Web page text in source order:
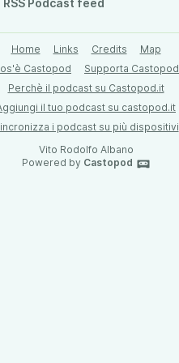
RSS Podcast feed
Home Links Credits
Map
Castopod
Supporta Castopod
Perchè il podcast su Castopod.it
il tuo podcast su castopod.it
i podcast su più dispositivi
Vito Rodolfo Albano
Powered by Castopod